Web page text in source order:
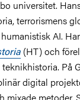
universitet.
terrorismens
AI.
(HT) och
På
digital